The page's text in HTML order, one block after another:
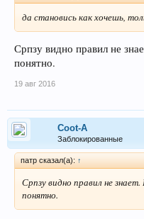
да становись как хочешь,
Српзу видно правил не
понятно.
19 авг 2016
Coot-A
Заблокированные
патр сказал(а): ↑
Српзу видно правил не
понятно.